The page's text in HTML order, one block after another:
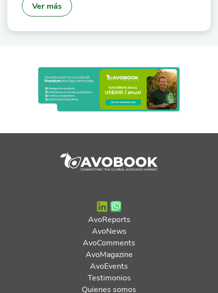
Ver más
AvoReports
AvoNews
AvoComments
AvoMagazine
AvoEvents
Testimonios
Quienes somos